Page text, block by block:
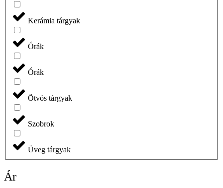
Kerámia tárgyak
Órák
Órák
Ötvös tárgyak
Szobrok
Üveg tárgyak
Ár